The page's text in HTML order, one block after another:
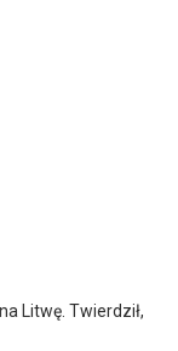
Litwę. Twierdził,